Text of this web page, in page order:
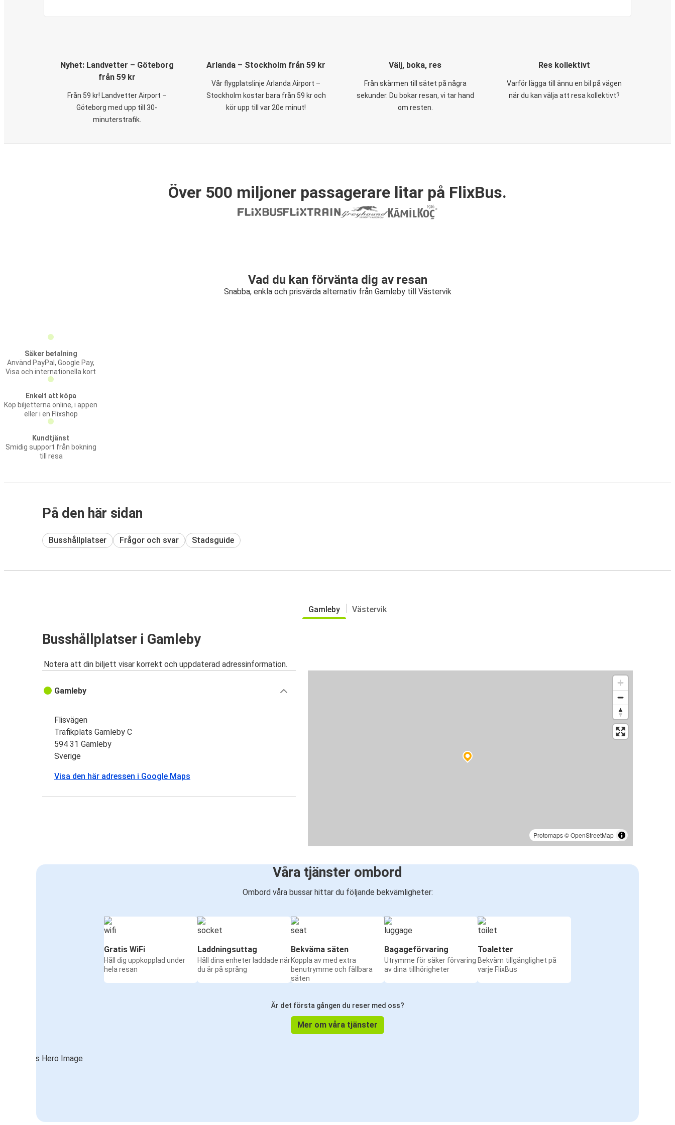
Nyhet: Landvetter – Göteborg
från 59 kr
Från 59 kr! Landvetter Airport –
Göteborg med upp till 30-
minuterstrafik.
Arlanda – Stockholm från 59 kr
Vår flygplatslinje Arlanda Airport –
Stockholm kostar bara från 59 kr och
kör upp till var 20e minut!
Välj, boka, res
Från skärmen till sätet på några
sekunder. Du bokar resan, vi tar hand
om resten.
Res kollektivt
Varför lägga till ännu en bil på vägen
när du kan välja att resa kollektivt?
Över 500 miljoner passagerare litar på FlixBus.
Vad du kan förvänta dig av resan
Snabba, enkla och prisvärda alternativ från Gamleby till Västervik
Säker betalning
Använd PayPal, Google Pay,
Visa och internationella kort
Enkelt att köpa
Köp biljetterna online, i appen
eller i en Flixshop
Kundtjänst
Smidig support från bokning
till resa
På den här sidan
Busshållplatser Frågor och svar Stadsguide
Gamleby Västervik
Busshållplatser i Gamleby
Notera att din biljett visar korrekt och uppdaterad adressinformation.
Protomaps©OpenStreetMap
Gamleby
Flisvägen
Trafikplats Gamleby C
594 31 Gamleby
Sverige
Visa den här adressen i Google Maps
Våra tjänster ombord
Ombord våra bussar hittar du följande bekvämligheter:
Gratis WiFi
Håll dig uppkopplad under
hela resan
Laddningsuttag
Håll dina enheter laddade när
du är på språng
Bekväma säten
Koppla av med extra
benutrymme och fällbara
säten
Bagageförvaring
Utrymme för säker förvaring
av dina tillhörigheter
Toaletter
Bekväm tillgänglighet på
varje FlixBus
Är det första gången du reser med oss?
Mer om våra tjänster